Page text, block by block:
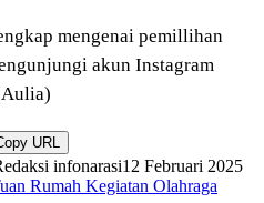
mengenai pemillihan
akun Instagram
URL
infonarasi12 Februari 2025
Rumah Kegiatan Olahraga